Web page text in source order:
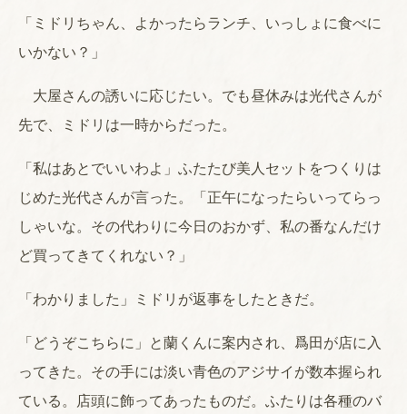
「ミドリちゃん、よかったらランチ、いっしょに食べに
いかない？」
大屋さんの誘いに応じたい。でも昼休みは光代さんが
先で、ミドリは一時からだった。
「私はあとでいいわよ」ふたたび美人セットをつくりは
じめた光代さんが言った。「正午になったらいってらっ
しゃいな。その代わりに今日のおかず、私の番なんだけ
ど買ってきてくれない？」
「わかりました」ミドリが返事をしたときだ。
「どうぞこちらに」と蘭くんに案内され、爲田が店に入
ってきた。その手には淡い青色のアジサイが数本握られ
ている。店頭に飾ってあったものだ。ふたりは各種のバ